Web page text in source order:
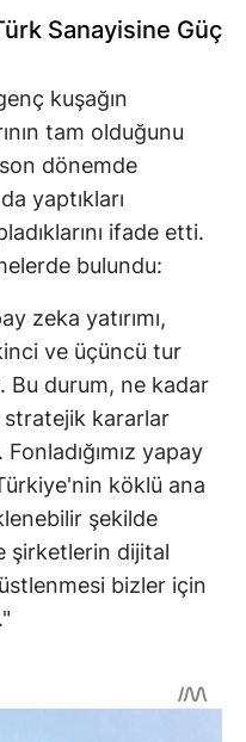
Sanayisine Güç
kuşağın
tam olduğunu
dönemde
yaptıkları
ifade etti.
bulundu:
zeka yatırımı,
ve üçüncü tur
Bu durum, ne kadar
kararlar
Fonladığımız yapay
köklü ana
şekilde
şirketlerin dijital
bizler için